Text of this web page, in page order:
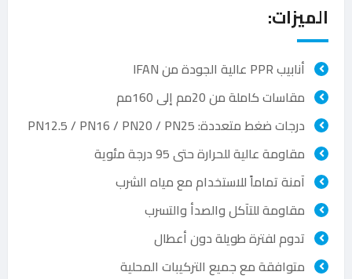
الميزات:
أنابيب PPR عالية الجودة من IFAN
مقاسات كاملة من 20مم إلى 160مم
درجات ضغط متعددة: PN12.5 / PN16 / PN20 / PN25
مقاومة عالية للحرارة حتى 95 درجة مئوية
آمنة تماماً للاستخدام مع مياه الشرب
مقاومة للتآكل والصدأ والتسرب
تدوم لفترة طويلة دون أعطال
متوافقة مع جميع التركيبات المحلية